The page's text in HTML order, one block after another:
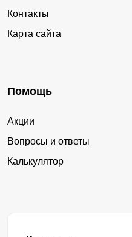
Контакты
Карта сайта
Помощь
Акции
Вопросы и ответы
Калькулятор